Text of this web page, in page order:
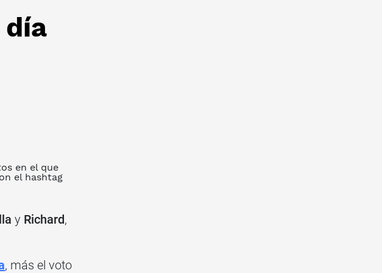
en el que
el hashtag
y Richard,
, más el voto